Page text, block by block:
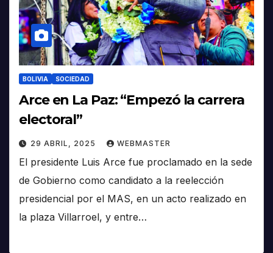
BOLIVIA SOCIEDAD
Arce en La Paz: “Empezó la carrera
electoral”
29 ABRIL, 2025 WEBMASTER
El presidente Luis Arce fue proclamado en la sede
de Gobierno como candidato a la reelección
presidencial por el MAS, en un acto realizado en
la plaza Villarroel, y entre…